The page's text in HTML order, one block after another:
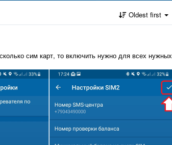
Oldest first
сим карт, то включить нужно для всех нужных